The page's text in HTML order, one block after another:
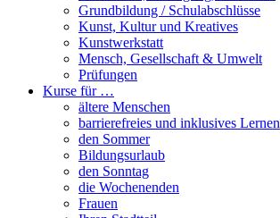
Grundbildung / Schulabschlüsse
Kunst, Kultur und Kreatives
Kunstwerkstatt
Mensch, Gesellschaft & Umwelt
Prüfungen
Kurse für …
ältere Menschen
barrierefreies und inklusives Lernen
den Sommer
Bildungsurlaub
den Sonntag
die Wochenenden
Frauen